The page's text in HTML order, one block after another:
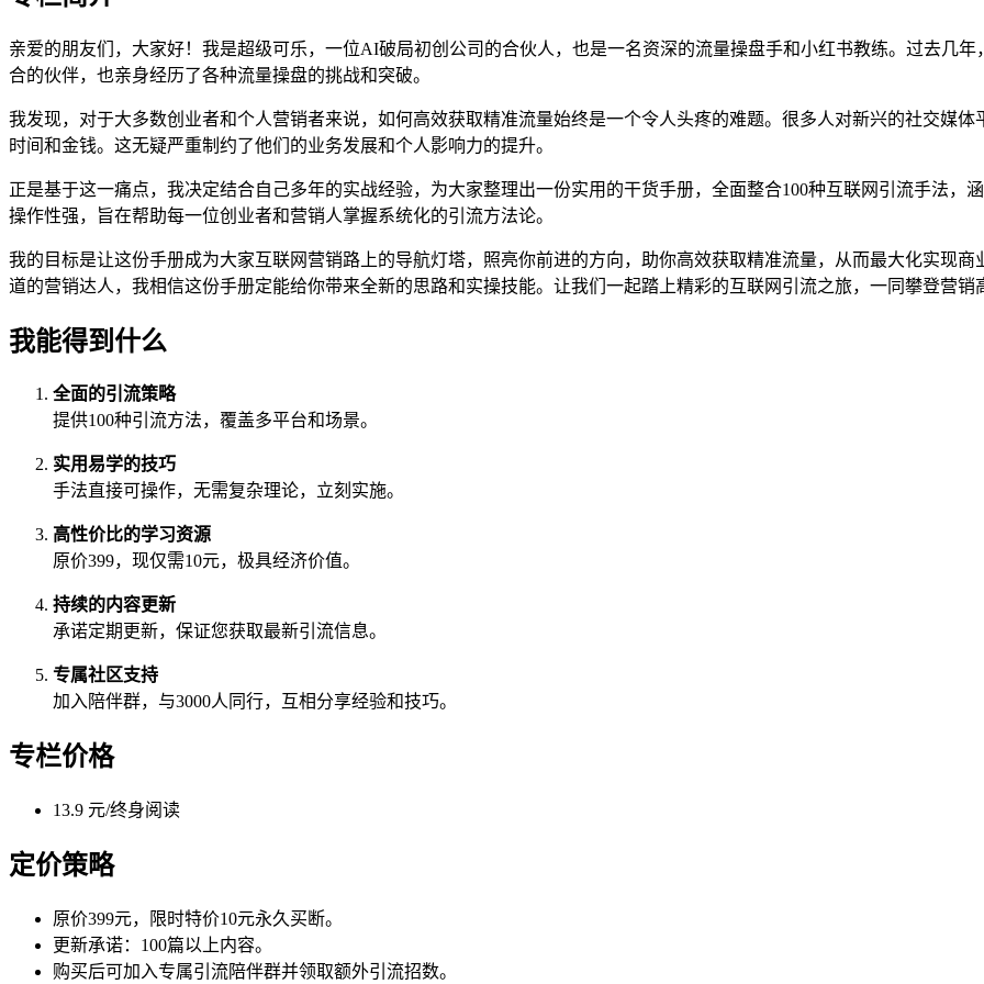
亲爱的朋友们，大家好！我是超级可乐，一位AI破局初创公司的合伙人，也是一名资深的流量操盘手和小红书教练。过去几
合的伙伴，也亲身经历了各种流量操盘的挑战和突破。
我发现，对于大多数创业者和个人营销者来说，如何高效获取精准流量始终是一个令人头疼的难题。很多人对新兴的社交媒
时间和金钱。这无疑严重制约了他们的业务发展和个人影响力的提升。
正是基于这一痛点，我决定结合自己多年的实战经验，为大家整理出一份实用的干货手册，全面整合100种互联网引流手法，
操作性强，旨在帮助每一位创业者和营销人掌握系统化的引流方法论。
我的目标是让这份手册成为大家互联网营销路上的导航灯塔，照亮你前进的方向，助你高效获取精准流量，从而最大化实现
道的营销达人，我相信这份手册定能给你带来全新的思路和实操技能。让我们一起踏上精彩的互联网引流之旅，一同攀登营销
我能得到什么
全面的引流策略
提供100种引流方法，覆盖多平台和场景。
实用易学的技巧
手法直接可操作，无需复杂理论，立刻实施。
高性价比的学习资源
原价399，现仅需10元，极具经济价值。
持续的内容更新
承诺定期更新，保证您获取最新引流信息。
专属社区支持
加入陪伴群，与3000人同行，互相分享经验和技巧。
专栏价格
13.9 元/终身阅读
定价策略
原价399元，限时特价10元永久买断。
更新承诺：100篇以上内容。
购买后可加入专属引流陪伴群并领取额外引流招数。